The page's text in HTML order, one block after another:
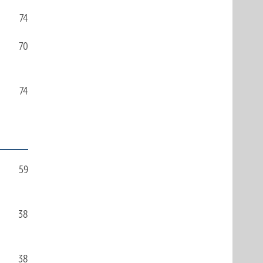
74
70
74
59
38
38